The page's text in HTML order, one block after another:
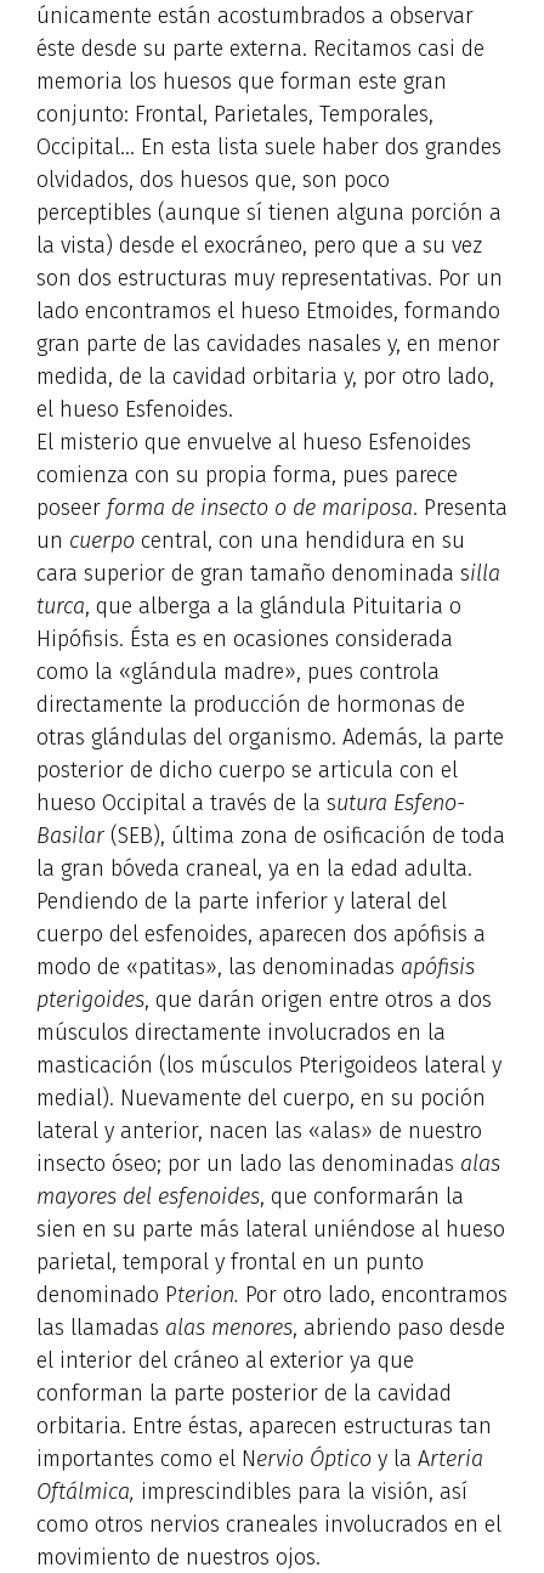
únicamente están acostumbrados a observar
éste desde su parte externa. Recitamos casi de
memoria los huesos que forman este gran
conjunto: Frontal, Parietales, Temporales,
Occipital… En esta lista suele haber dos grandes
olvidados, dos huesos que, son poco
perceptibles (aunque sí tienen alguna porción a
la vista) desde el exocráneo, pero que a su vez
son dos estructuras muy representativas. Por un
lado encontramos el hueso Etmoides, formando
gran parte de las cavidades nasales y, en menor
medida, de la cavidad orbitaria y, por otro lado,
el hueso Esfenoides.
El misterio que envuelve al hueso Esfenoides
comienza con su propia forma, pues parece
poseer forma de insecto o de mariposa. Presenta
un cuerpo central, con una hendidura en su
cara superior de gran tamaño denominada silla
turca, que alberga a la glándula Pituitaria o
Hipófisis. Ésta es en ocasiones considerada
como la «glándula madre», pues controla
directamente la producción de hormonas de
otras glándulas del organismo. Además, la parte
posterior de dicho cuerpo se articula con el
hueso Occipital a través de la sutura Esfeno-
Basilar (SEB), última zona de osificación de toda
la gran bóveda craneal, ya en la edad adulta.
Pendiendo de la parte inferior y lateral del
cuerpo del esfenoides, aparecen dos apófisis a
modo de «patitas», las denominadas apófisis
pterigoides, que darán origen entre otros a dos
músculos directamente involucrados en la
masticación (los músculos Pterigoideos lateral y
medial). Nuevamente del cuerpo, en su poción
lateral y anterior, nacen las «alas» de nuestro
insecto óseo; por un lado las denominadas alas
mayores del esfenoides, que conformarán la
sien en su parte más lateral uniéndose al hueso
parietal, temporal y frontal en un punto
denominado Pterion. Por otro lado, encontramos
las llamadas alas menores, abriendo paso desde
el interior del cráneo al exterior ya que
conforman la parte posterior de la cavidad
orbitaria. Entre éstas, aparecen estructuras tan
importantes como el Nervio Óptico y la Arteria
Oftálmica, imprescindibles para la visión, así
como otros nervios craneales involucrados en el
movimiento de nuestros ojos.